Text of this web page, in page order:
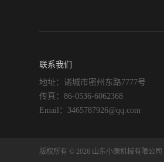
联系我们
地址：诸城市密州东路7777号
传真：86-0536-6062368
Email：3465787926@qq.com
版权所有 © 2026 山东小康机械有限公司